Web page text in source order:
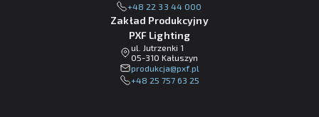
+48 22 33 44 000
Zakład Produkcyjny
PXF Lighting
ul. Jutrzenki 1
05-310 Kałuszyn
lp.fxp@ajckudorp
+48 25 757 63 25